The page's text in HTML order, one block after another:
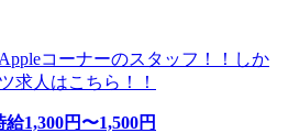
コーナーのスタッフ！！しか
求人はこちら！！
給1,300円〜1,500円